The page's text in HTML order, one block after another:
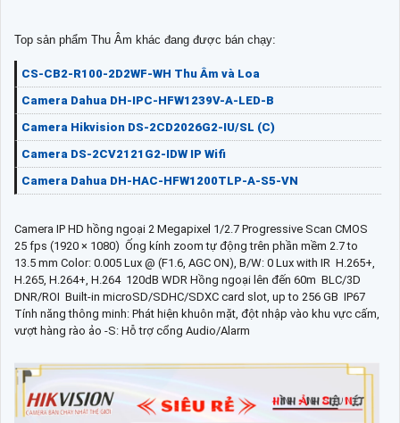
Top sản phẩm Thu Âm khác đang được bán chạy:
CS-CB2-R100-2D2WF-WH Thu Âm và Loa
Camera Dahua DH-IPC-HFW1239V-A-LED-B
Camera Hikvision DS-2CD2026G2-IU/SL (C)
Camera DS-2CV2121G2-IDW IP Wifi
Camera Dahua DH-HAC-HFW1200TLP-A-S5-VN
Camera IP HD hồng ngoại 2 Megapixel 1/2.7 Progressive Scan CMOS 
25 fps (1920 × 1080)  Ống kính zoom tự động trên phần mềm 2.7 to
13.5 mm Color: 0.005 Lux @ (F1.6, AGC ON), B/W: 0 Lux with IR  H.265+,
H.265, H.264+, H.264  120dB WDR Hồng ngoại lên đến 60m  BLC/3D
DNR/ROI  Built-in microSD/SDHC/SDXC card slot, up to 256 GB  IP67
Tính năng thông minh: Phát hiện khuôn mặt, đột nhập vào khu vực cấm,
vượt hàng rào ảo -S: Hỗ trợ cổng Audio/Alarm